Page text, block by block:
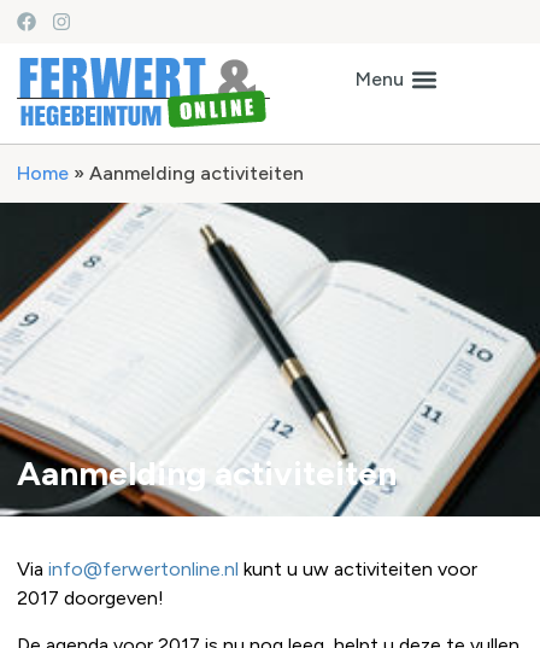
Home » Aanmelding activiteiten
Aanmelding activiteiten
Via info@ferwertonline.nl kunt u uw activiteiten voor
2017 doorgeven!